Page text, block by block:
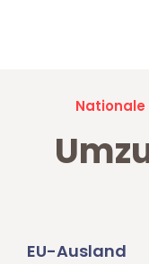
EU-Ausland